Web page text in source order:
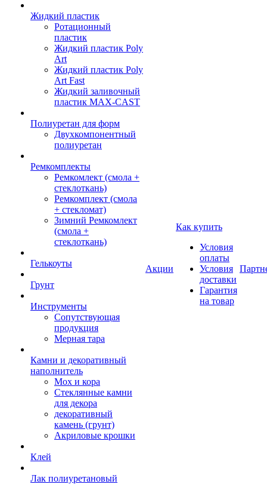
Жидкий пластик
Ротационный
пластик
Жидкий пластик Poly
Art
Жидкий пластик Poly
Art Fast
Жидкий заливочный
пластик MAX-CAST
Полиуретан для форм
Двухкомпонентный
полиуретан
Ремкомплекты
Ремкомлект (смола +
стеклоткань)
Ремкомплект (смола
+ стекломат)
Зимний Ремкомлект
(смола +
стеклоткань)
Гелькоуты
Грунт
Инструменты
Сопутствующая
продукция
Мерная тара
Камни и декоративный
наполнитель
Мох и кора
Стеклянные камни
для декора
декоративный
камень (грунт)
Акриловые крошки
Клей
Лак полиуретановый
Акции
Как купить
Условия
оплаты
Условия
доставки
Гарантия
на товар